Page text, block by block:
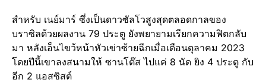
สำหรับ เนย์มาร์ ซึ่งเป็นดาวซัลโวสูงสุดตลอดกาลของ
บราซิลด้วยผลงาน 79 ประตู ยังพยายามเรียกความฟิตกลับ
มา หลังเอ็นไขว้หน้าหัวเข่าซ้ายฉีกเมื่อเดือนตุลาคม 2023
โดยปีนี้เขาลงสนามให้ ซานโต๊ส ไปแค่ 8 นัด ยิง 4 ประตู กับ
อีก 2 แอสซิสต์